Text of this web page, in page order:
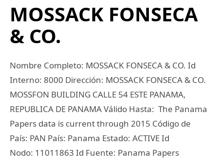
MOSSACK FONSECA
& CO.
Nombre Completo: MOSSACK FONSECA & CO. Id
Interno: 8000 Dirección: MOSSACK FONSECA & CO.
MOSSFON BUILDING CALLE 54 ESTE PANAMA,
REPUBLICA DE PANAMA Válido Hasta: The Panama
Papers data is current through 2015 Código de
País: PAN País: Panama Estado: ACTIVE Id
Nodo: 11011863 Id Fuente: Panama Papers